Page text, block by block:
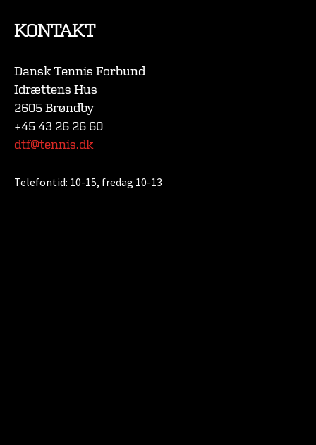
KONTAKT
Dansk Tennis Forbund
Idrættens Hus
2605 Brøndby
+45 43 26 26 60
dtf@tennis.dk
Telefontid: 10-15, fredag 10-13